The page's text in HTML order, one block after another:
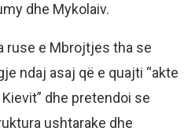
dhe Mykolaiv.
ruse e Mbrojtjes tha se
ndaj asaj që e quajti “akte
dhe pretendoi se
ushtarake dhe